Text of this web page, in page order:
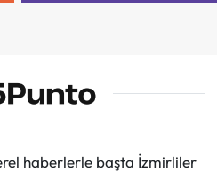
haberlerle başta İzmirliler